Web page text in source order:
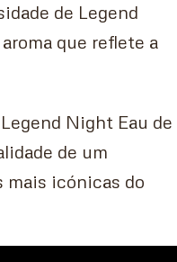
de Legend
que reflete a
Night Eau de
de um
mais icónicas do